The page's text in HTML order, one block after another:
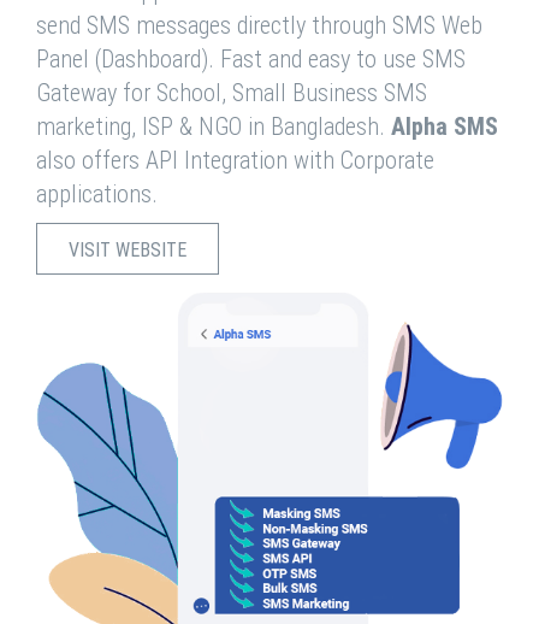
send SMS messages directly through SMS Web
Panel (Dashboard). Fast and easy to use SMS
Gateway for School, Small Business SMS
marketing, ISP & NGO in Bangladesh. Alpha SMS
also offers API Integration with Corporate
applications.
VISIT WEBSITE